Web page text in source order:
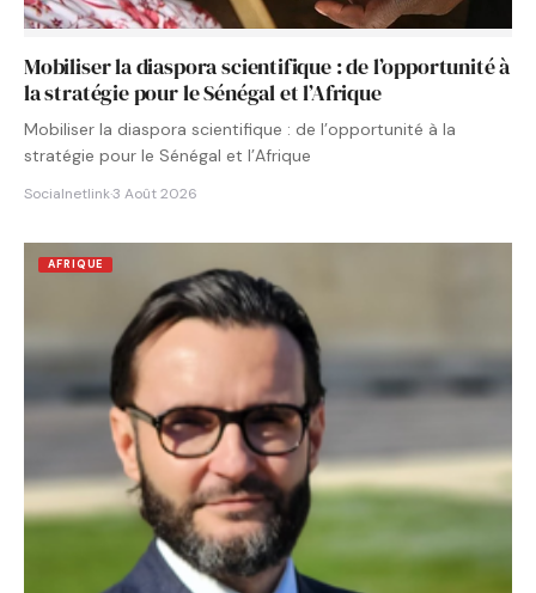
Mobiliser la diaspora scientifique : de l’opportunité à
la stratégie pour le Sénégal et l’Afrique
Mobiliser la diaspora scientifique : de l’opportunité à la
stratégie pour le Sénégal et l’Afrique
Socialnetlink·3 Août 2026
AFRIQUE